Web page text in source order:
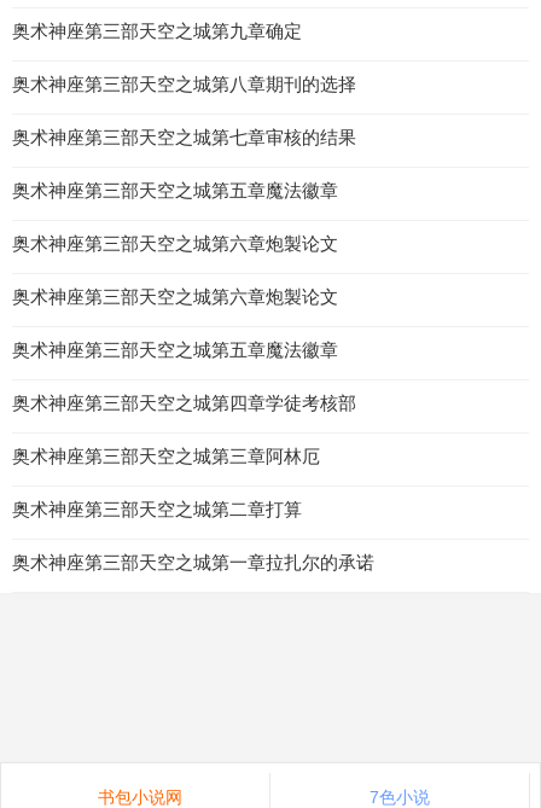
奥术神座第三部天空之城第九章确定
奥术神座第三部天空之城第八章期刊的选择
奥术神座第三部天空之城第七章审核的结果
奥术神座第三部天空之城第五章魔法徽章
奥术神座第三部天空之城第六章炮製论文
奥术神座第三部天空之城第六章炮製论文
奥术神座第三部天空之城第五章魔法徽章
奥术神座第三部天空之城第四章学徒考核部
奥术神座第三部天空之城第三章阿林厄
奥术神座第三部天空之城第二章打算
奥术神座第三部天空之城第一章拉扎尔的承诺
书包小说网 7色小说